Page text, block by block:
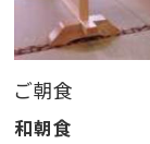
ご朝食
和朝食